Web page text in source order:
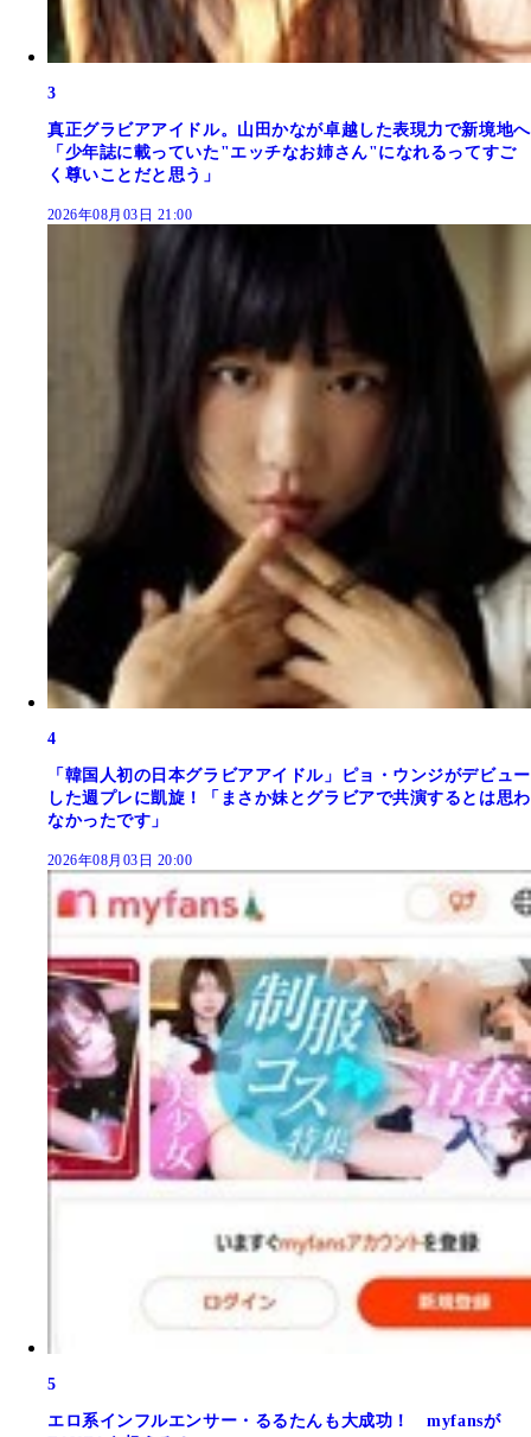
3
真正グラビアアイドル。山田かなが卓越した表現力で新境地へ
「少年誌に載っていた"エッチなお姉さん"になれるってすご
く尊いことだと思う」
2026年08月03日 21:00
4
「韓国人初の日本グラビアアイドル」ピョ・ウンジがデビュー
した週プレに凱旋！「まさか妹とグラビアで共演するとは思わ
なかったです」
2026年08月03日 20:00
5
エロ系インフルエンサー・るるたんも大成功！ myfansが